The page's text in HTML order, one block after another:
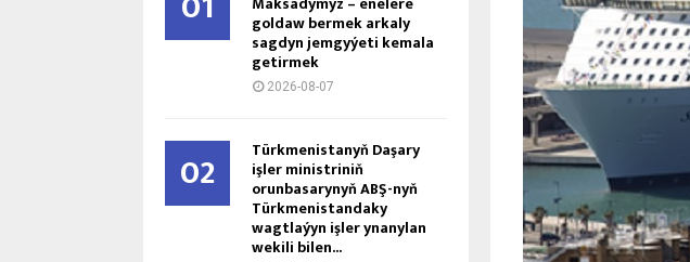
goldaw bermek arkaly
sagdyn jemgyýeti kemala
getirmek
2026-08-07
02 Türkmenistanyň Daşary
işler ministriniň
orunbasarynyň ABŞ-nyň
Türkmenistandaky
wagtlaýyn işler ynanylan
wekili bilen...